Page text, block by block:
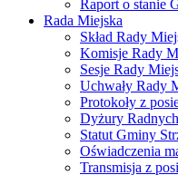
Raport o stanie
Rada Miejska
Skład Rady
Komisje Rady
Sesje Rady
Uchwały Rady
Protokoły z
Dyżury Radnych
Statut Gminy
Oświadczenia
Transmisja z